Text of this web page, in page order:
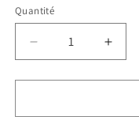
Quantité
Réduire
la
quantité
Funko
la